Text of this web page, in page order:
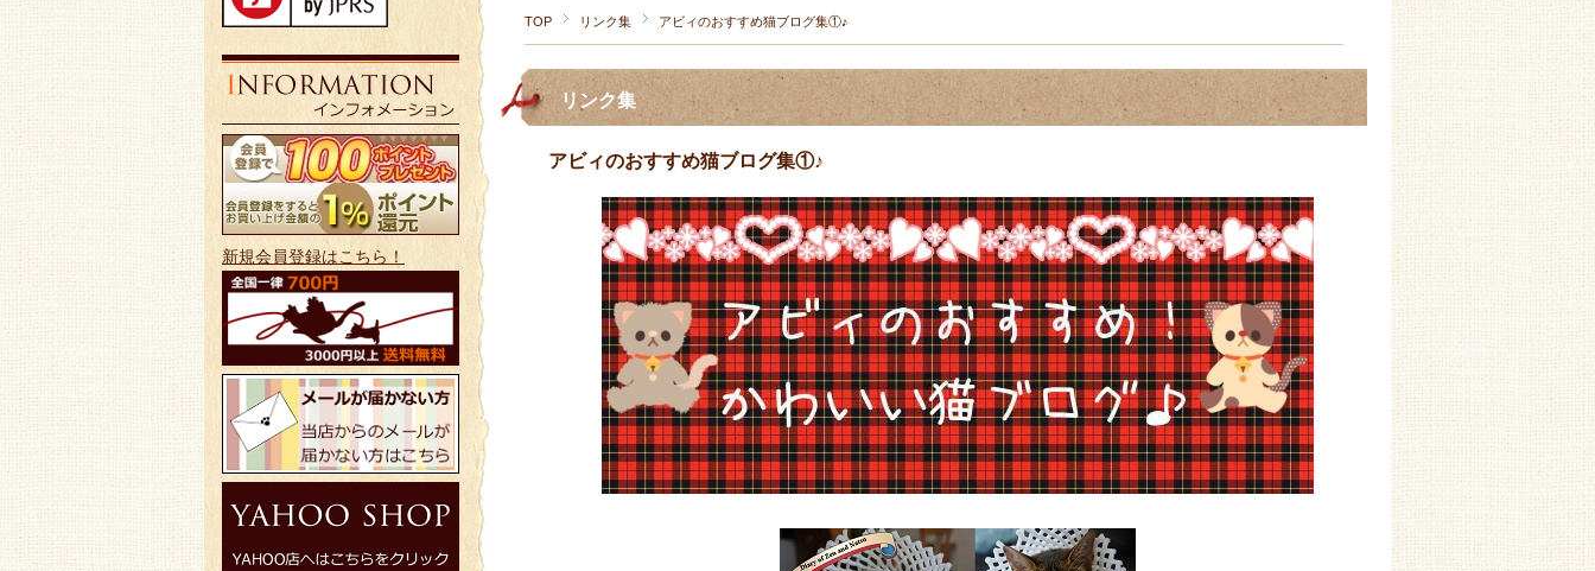
TOP リンク集 アビィのおすすめ猫ブログ集①♪
リンク集
アビィのおすすめ猫ブログ集①♪
新規会員登録はこちら！